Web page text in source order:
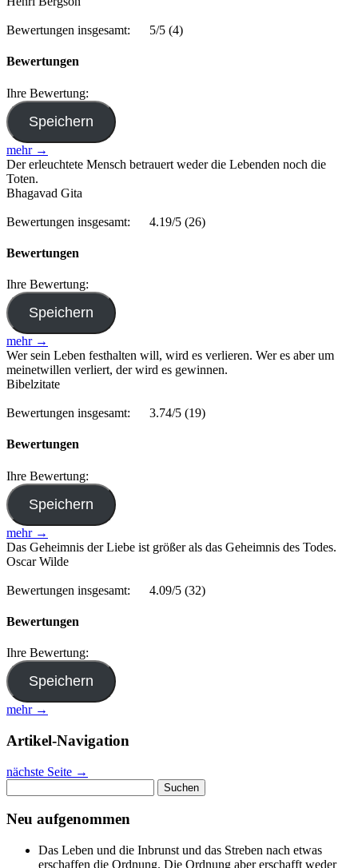
Bewertungen insgesamt: 5/5 (4)
Bewertungen
Ihre Bewertung:
mehr →
Der erleuchtete Mensch betrauert weder die Lebenden noch die
Toten.
Bhagavad Gita
Bewertungen insgesamt: 4.19/5 (26)
Bewertungen
Ihre Bewertung:
mehr →
Wer sein Leben festhalten will, wird es verlieren. Wer es aber um
meinetwillen verliert, der wird es gewinnen.
Bibelzitate
Bewertungen insgesamt: 3.74/5 (19)
Bewertungen
Ihre Bewertung:
mehr →
Das Geheimnis der Liebe ist größer als das Geheimnis des Todes.
Oscar Wilde
Bewertungen insgesamt: 4.09/5 (32)
Bewertungen
Ihre Bewertung:
mehr →
Artikel-Navigation
nächste Seite →
nach:
Neu aufgenommen
Das Leben und die Inbrunst und das Streben nach etwas
erschaffen die Ordnung. Die Ordnung aber erschafft weder